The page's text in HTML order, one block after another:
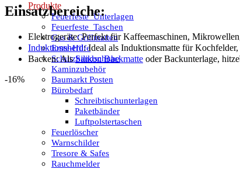
Produkte
Feuerfeste_Unterlagen
Feuerfeste_Taschen
Gas & Grillmatten
Erste-Hilfe
Schutzhandschuhe
Kaminzubehör
Baumarkt Posten
Bürobedarf
Schreibtischunterlagen
Paketbänder
Luftpolstertaschen
Feuerlöscher
Warnschilder
Tresore & Safes
Rauchmelder
Einsatzbereiche:
Elektrogeräte: Perfekt für Kaffeemaschinen,
Induktionsherd: Ideal als Induktionsmatte für
Backen: AlsSilikon Backmatte oder Backunterlage,
-16%